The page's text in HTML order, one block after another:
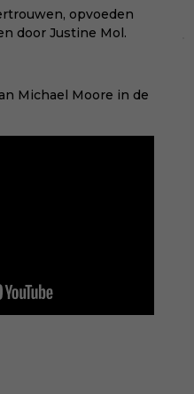
opvoeden
door Justine Mol .
Michael Moore in de